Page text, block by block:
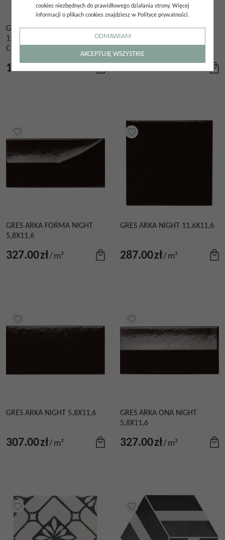
GRES ARGOS MATTE BLACK
15X45 PŁYTKA CEGIEŁKA
CZARNA
155.00zł/m²
GRES ARGOS MATTE BLACK
56X48,5
175.00zł/m²
GRES ARKA FORMA NIGHT
5,8X11,6
327.00zł/m²
GRES ARKA NIGHT 11,6X11,6
287.00zł/m²
GRES ARKA NIGHT 5,8X11,6
307.00zł/m²
GRES ARKA ONA NIGHT
5,8X11,6
327.00zł/m²
cookies niezbędnych do prawidłowego działania strony. Więcej
informacji o plikach cookies znajdziesz w Polityce prywatności.
ODMAWIAM
AKCEPTUJĘ WSZYSTKIE